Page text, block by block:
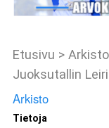
Etusivu > Arkisto
Juoksutallin
Arkisto
Tietoja